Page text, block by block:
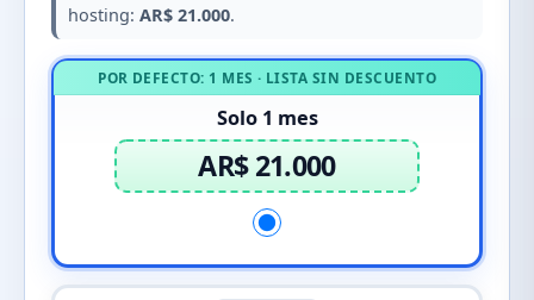
hosting: AR$ 21.000.
POR DEFECTO: 1 MES · LISTA SIN DESCUENTO
Solo 1 mes
AR$ 21.000